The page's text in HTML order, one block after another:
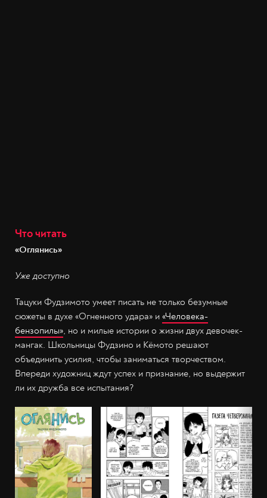
Что читать
«Оглянись»
Уже доступно
Тацуки Фудзимото умеет писать не только безумные
сюжеты в духе «Огненного удара» и «Человека-
бензопилы», но и милые истории о жизни двух девочек-
мангак. Школьницы Фудзино и Кёмото решают
объединить усилия, чтобы заниматься творчеством.
Впереди художниц ждут успех и признание, но выдержит
ли их дружба все испытания?